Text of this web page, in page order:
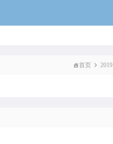
首页 2019